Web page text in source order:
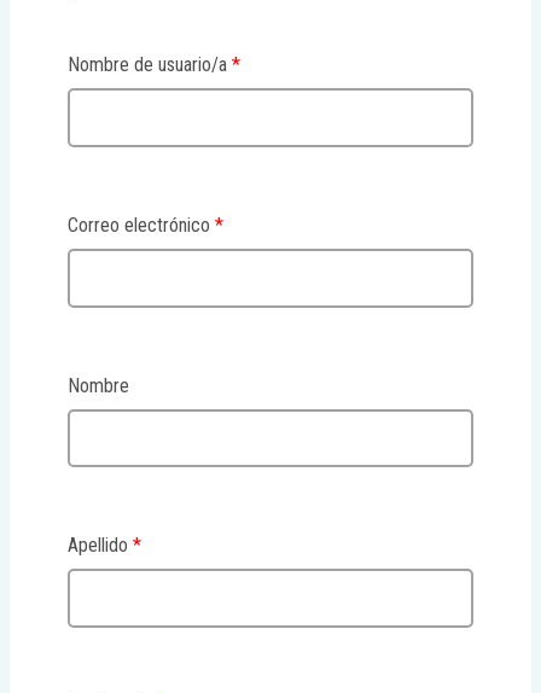
Nombre de usuario/a *
Correo electrónico *
Nombre
Apellido *